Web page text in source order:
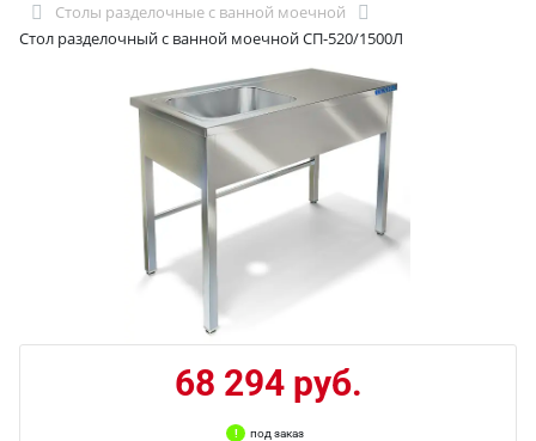
Столы разделочные с ванной моечной
Стол разделочный с ванной моечной СП-520/1500Л
68 294 руб.
под заказ